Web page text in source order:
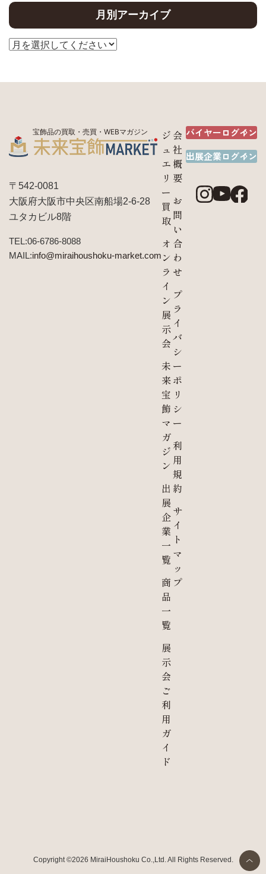
月別アーカイブ
宝飾品の買取・売買・WEBマガジン
〒542-0081
大阪府大阪市中央区南船場2-6-28
ユタカビル8階
TEL:06-6786-8088
MAIL:info@miraihoushoku-market.com
ジ
ュ
エ
リ
ー
買
取
オ
ン
ラ
イ
ン
展
示
会
未
来
宝
飾
マ
ガ
ジ
ン
出
展
企
業
一
覧
商
品
一
覧
展
示
会
ご
利
用
ガ
イ
ド
会
社
概
要
お
問
い
合
わ
せ
プ
ラ
イ
バ
シ
ー
ポ
リ
シ
ー
利
用
規
約
サ
イ
ト
マ
ッ
プ
バイヤーログイン
出展企業ログイン
Copyright ©2026 MiraiHoushoku Co.,Ltd. All Rights Reserved.